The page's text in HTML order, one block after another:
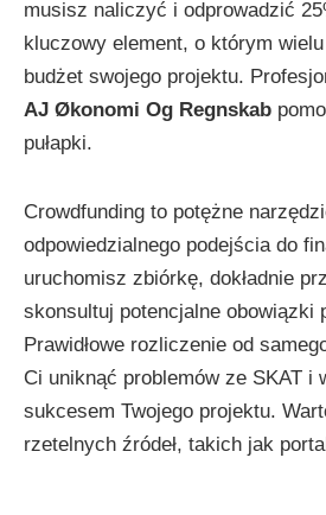
musisz naliczyć i odprowadzić
kluczowy element, o którym
budżet swojego projektu.
AJ Økonomi Og Regnskab
pułapki.
Crowdfunding to potężne
odpowiedzialnego podejścia do
uruchomisz zbiórkę, dokładnie
skonsultuj potencjalne obowiązki
Prawidłowe rozliczenie od
Ci uniknąć problemów ze SKAT i
sukcesem Twojego projektu.
rzetelnych źródeł, takich jak